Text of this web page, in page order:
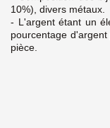
10%), divers métaux.
- L'argent étant un
pourcentage
pièce.